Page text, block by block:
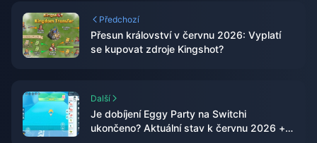
Předchozí
Přesun království v červnu 2026: Vyplatí
se kupovat zdroje Kingshot?
Další
Je dobíjení Eggy Party na Switchi
ukončeno? Aktuální stav k červnu 2026 +